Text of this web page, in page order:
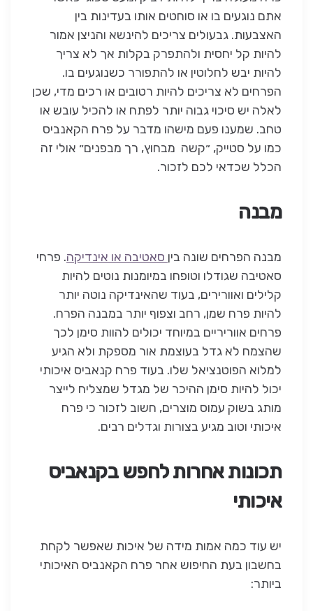
אתם נוגעים בו או סוחטים אותו בעדינות בין
האצבעות. גבעולים צריכים להינשא והניצן אמור
להיות קל יחסית ולהתפרק בקלות אך לא צריך
להיות יבש לחלוטין או להתפורר כשנוגעים בו.
הפרחים לא צריכים להיות רטובים או רכים מדי, שכן
לאלה יש סיכוי גבוה יותר לפתח או להכיל עובש או
טחב. שמענו פעם מישהו מדבר על פרח הקאנביס
כמו על סטייק, ״קשה מבחוץ, רך מבפנים״ אולי זה
הכלל שכדאי לכם לזכור.
מבנה
מבנה הפרחים שונה בין סאטיבה או אינדיקה. פרחי
סאטיבה שגודלו וטופחו במיומנות נוטים להיות
קלילים ואוורירים, בעוד שהאינדיקה נוטה יותר
להיות פרח שמן, רחב וצפוף יותר במבנה הפרח.
פרחים אווריריים במיוחד יכולים להוות סימן לכך
שהצמח לא גדל בעוצמת אור מספקת ולא הגיע
למלוא הפוטנציאל שלו. בעוד פרח קנאביס איכותי
יכול להיות סימן ההיכר של מגדל שמצליח לייצר
מותג בשוק עמוס מוצרים, חשוב לזכור כי פרח
איכותי וטוב מגיע בצורות וגדלים רבים.
תכונות אחרות לחפש בקנאביס
איכותי
יש עוד כמה אמות מידה של איכות שאפשר לקחת
בחשבון בעת החיפוש אחר פרח הקאנביס האיכותי
ביותר: